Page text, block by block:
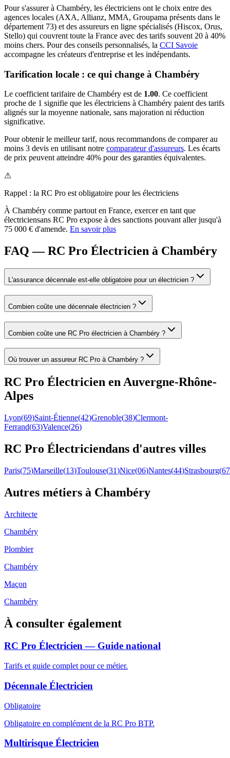
Pour s'assurer à Chambéry, les électriciens ont le choix entre des
agences locales (AXA, Allianz, MMA, Groupama présents dans le
département 73) et des assureurs en ligne spécialisés (Hiscox, Orus,
Stello) qui couvrent toute la France avec des tarifs souvent 20 à 40%
moins chers. Pour des conseils personnalisés, la CCI Savoie
accompagne les créateurs d'entreprise et les indépendants.
Tarification locale : ce qui change à Chambéry
Le coefficient tarifaire de Chambéry est de 1.00. Ce coefficient
proche de 1 signifie que les électriciens à Chambéry paient des tarifs
alignés sur la moyenne nationale, sans majoration ni réduction
significative.
Pour obtenir le meilleur tarif, nous recommandons de comparer au
moins 3 devis en utilisant notre comparateur d'assureurs. Les écarts
de prix peuvent atteindre 40% pour des garanties équivalentes.
⚠
Rappel : la RC Pro est obligatoire pour les électriciens
À Chambéry comme partout en France, exercer en tant que
électriciensans RC Pro expose à des sanctions pouvant aller jusqu'à
75 000 € d'amende. En savoir plus
FAQ — RC Pro Électricien à Chambéry
L'assurance décennale est-elle obligatoire pour un électricien ?
Combien coûte une décennale électricien ?
Combien coûte une RC Pro électricien à Chambéry ?
Où trouver un assureur RC Pro à Chambéry ?
RC Pro Électricien en Auvergne-Rhône-
Alpes
Lyon(69)Saint-Étienne(42)Grenoble(38)Clermont-
Ferrand(63)Valence(26)
RC Pro Électriciendans d'autres villes
Paris(75)Marseille(13)Toulouse(31)Nice(06)Nantes(44)Strasbourg(67
Autres métiers à Chambéry
Architecte
Chambéry
Plombier
Chambéry
Maçon
Chambéry
À consulter également
RC Pro Électricien — Guide national
Tarifs et guide complet pour ce métier.
Décennale Électricien
Obligatoire
Obligatoire en complément de la RC Pro BTP.
Multirisque Électricien